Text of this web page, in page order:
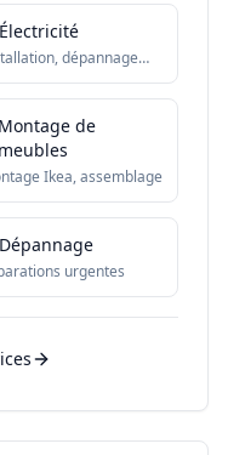
Électricité
dépannage
Montage de
meubles
Ikea, assemblage
Dépannage
urgentes